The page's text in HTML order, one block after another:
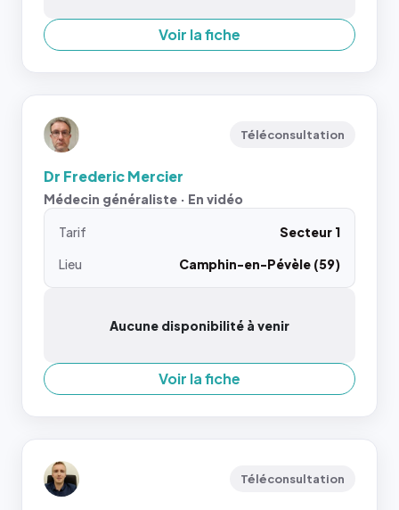
Voir la fiche
Téléconsultation
Dr Frederic Mercier
Médecin généraliste · En vidéo
Tarif
Secteur 1
Lieu
Camphin-en-Pévèle (59)
Aucune disponibilité à venir
Voir la fiche
Téléconsultation